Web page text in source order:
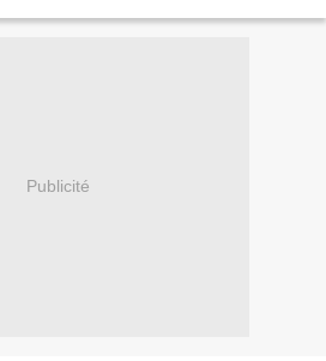
Publicité